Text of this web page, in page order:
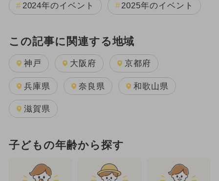
2024年のイベント 2025年のイベント
この記事に関連する地域
神戸 大阪府 京都府
兵庫県 奈良県 和歌山県
滋賀県
子どもの年齢から探す